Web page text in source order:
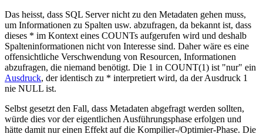
Das heisst, dass SQL Server nicht zu den Metadaten gehen muss,
um Informationen zu Spalten usw. abzufragen, da bekannt ist, dass
dieses * im Kontext eines COUNTs aufgerufen wird und deshalb
Spalteninformationen nicht von Interesse sind. Daher wäre es eine
offensichtliche Verschwendung von Resourcen, Informationen
abzufragen, die niemand benötigt. Die 1 in COUNT(1) ist "nur" ein
Ausdruck, der identisch zu * interpretiert wird, da der Ausdruck 1
nie NULL ist.
Selbst gesetzt den Fall, dass Metadaten abgefragt werden sollten,
würde dies vor der eigentlichen Ausführungsphase erfolgen und
hätte damit nur einen Effekt auf die Kompilier-/Optimier-Phase. Die